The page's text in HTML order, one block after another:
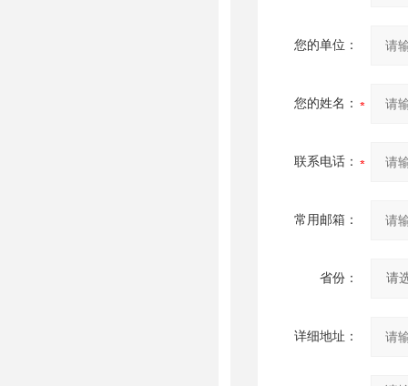
您的单位：
您的姓名：
联系电话：
常用邮箱：
省份：
详细地址：